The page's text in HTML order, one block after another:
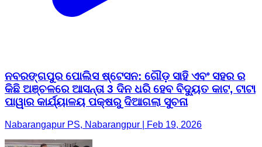
ନବରଙ୍ଗପୁର ପୋଲିସ ଷ୍ଟେସନ: ଗୌଡ଼ ସାହି ଏବଂ ସହର ର
କିଛି ଅଞ୍ଚଳରେ ଆସନ୍ତା 3 ଦିନ ଧରି ହେବ ବିଦ୍ୟୁତ କାଟ, ଟାଟା
ପାୱାର କାର୍ଯ୍ୟାଳୟ ପକ୍ଷରୁ ଦିଆଗଲା ସୁଚନା
Nabarangapur PS, Nabarangpur | Feb 19, 2026